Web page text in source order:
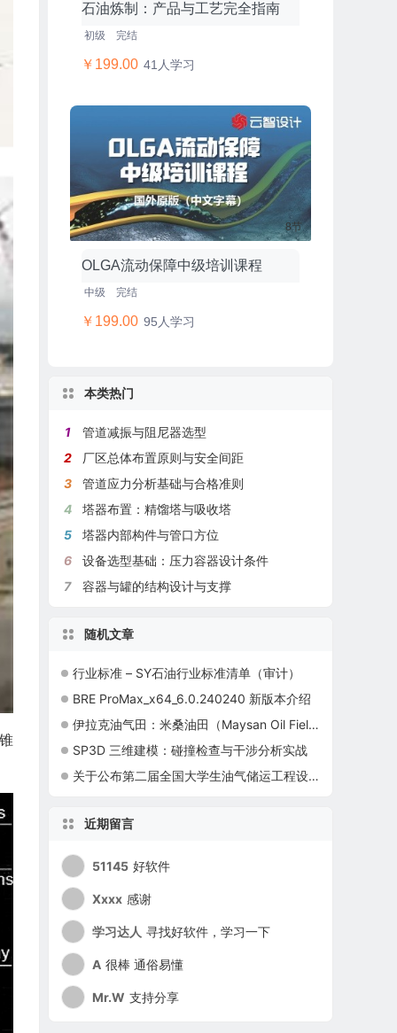
石油炼制：产品与工艺完全指南
初级 完结
￥199.00 41人学习
8节
OLGA流动保障中级培训课程
中级 完结
￥199.00 95人学习
本类热门
1
管道减振与阻尼器选型
2
厂区总体布置原则与安全间距
3
管道应力分析基础与合格准则
4
塔器布置：精馏塔与吸收塔
5
塔器内部构件与管口方位
6
设备选型基础：压力容器设计条件
7
容器与罐的结构设计与支撑
随机文章
行业标准 – SY石油行业标准清单（审计）
BRE ProMax_x64_6.0.240240 新版本介绍
伊拉克油气田：米桑油田（Maysan Oil Fields）
SP3D 三维建模：碰撞检查与干涉分析实战
关于公布第二届全国大学生油气储运工程设计大赛赛题的通知
近期留言
51145 好软件
Xxxx 感谢
学习达人 寻找好软件，学习一下
A 很棒 通俗易懂
Mr.W 支持分享